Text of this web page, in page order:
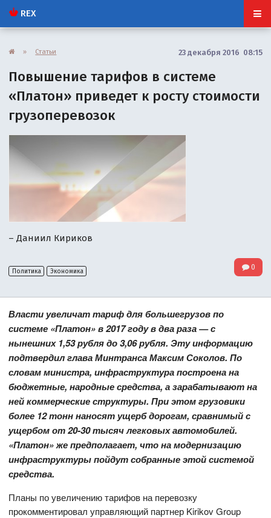
REX
» Статьи 23 декабря 2016 08:15
Повышение тарифов в системе
«Платон» приведет к росту стоимости
грузоперевозок
– Даниил Кириков
Политика Экономика 0
Власти увеличат тариф для большегрузов по
системе «Платон» в 2017 году в два раза — с
нынешних 1,53 рубля до 3,06 рубля. Эту информацию
подтвердил глава Минтранса Максим Соколов. По
словам министра, инфраструктура построена на
бюджетные, народные средства, а зарабатывают на
ней коммерческие структуры. При этом грузовики
более 12 тонн наносят ущерб дорогам, сравнимый с
ущербом от 20-30 тысяч легковых автомобилей.
«Платон» же предполагает, что на модернизацию
инфраструктуры пойдут собранные этой системой
средства.
Планы по увеличению тарифов на перевозку
прокомментировал управляющий партнер Kirikov Group